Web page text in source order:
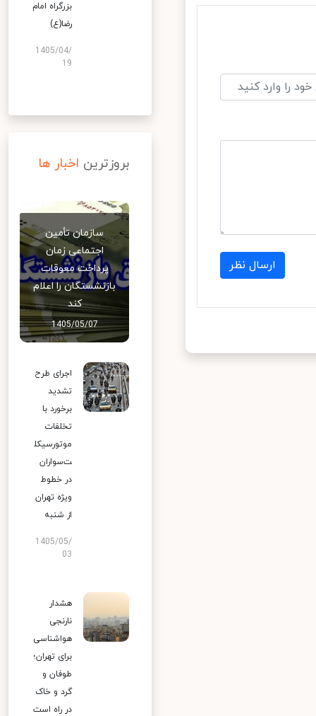
ارسال نظر
بزرگراه امام
رضا(ع)
1405/04/
19
بروزترین اخبار ها
سازمان تأمین
اجتماعی زمان
پرداخت معوقات
بازنشستگان را اعلام
کند
1405/05/07
اجرای طرح
تشدید
برخورد با
تخلفات
موتورسیکل
ت‌سواران
در خطوط
ویژه تهران
از شنبه
1405/05/
03
هشدار
نارنجی
هواشناسی
برای تهران؛
طوفان و
گرد و خاک
در راه است